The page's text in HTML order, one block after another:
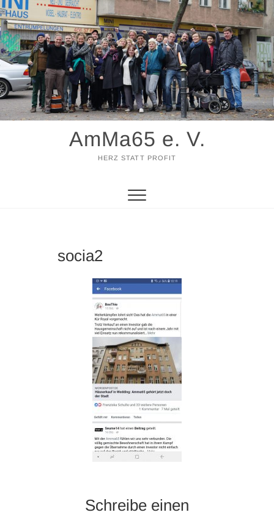
Zum
Inhalt
springen
AmMa65 e. V.
HERZ STATT PROFIT
socia2
Schreibe einen